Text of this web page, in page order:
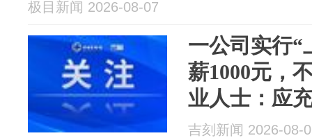
极目新闻 2026-08-07
一公司实行“
薪1000元，
业人士：应
者同意
吉刻新闻 2026-08-